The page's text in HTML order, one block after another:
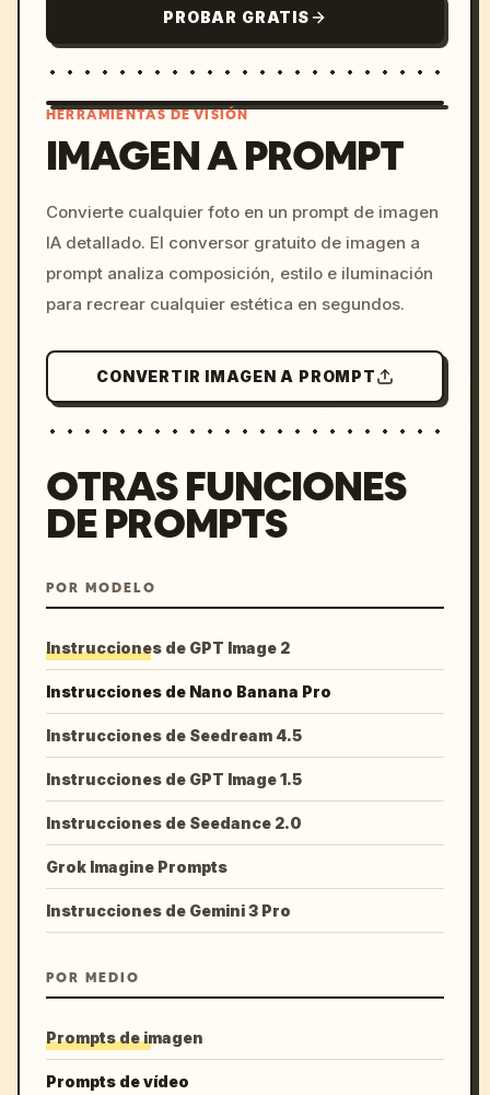
PROBAR GRATIS
c, cyberpunk sunset, neon
colors, 8k --v 6.0
HERRAMIENTAS DE VISIÓN
IMAGEN A PROMPT
Convierte cualquier foto en un prompt de imagen
IA detallado. El conversor gratuito de imagen a
prompt analiza composición, estilo e iluminación
para recrear cualquier estética en segundos.
CONVERTIR IMAGEN A PROMPT
OTRAS FUNCIONES
DE PROMPTS
POR MODELO
Instrucciones de GPT Image 2
Instrucciones de Nano Banana Pro
Instrucciones de Seedream 4.5
Instrucciones de GPT Image 1.5
Instrucciones de Seedance 2.0
Grok Imagine Prompts
Instrucciones de Gemini 3 Pro
POR MEDIO
Prompts de imagen
Prompts de vídeo